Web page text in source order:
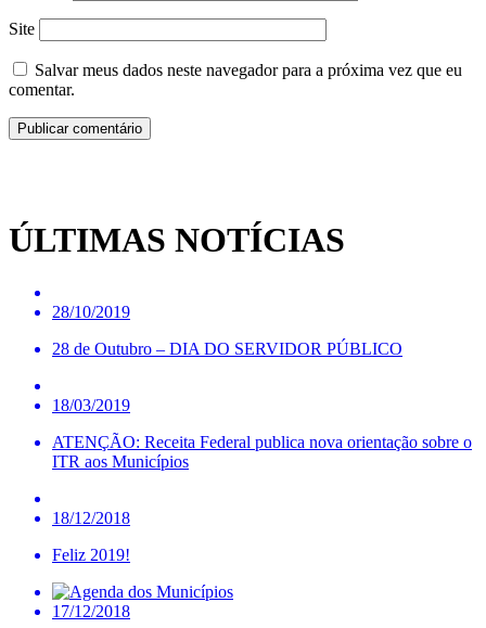
Site
Salvar meus dados neste navegador para a próxima vez que eu
comentar.
ÚLTIMAS NOTÍCIAS
28/10/2019
28 de Outubro – DIA DO SERVIDOR PÚBLICO
18/03/2019
ATENÇÃO: Receita Federal publica nova orientação sobre o
ITR aos Municípios
18/12/2018
Feliz 2019!
17/12/2018